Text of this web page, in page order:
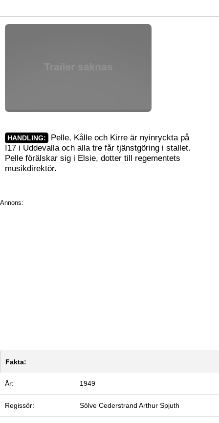
HANDLING:
Pelle, Kålle och Kirre är nyinryckta på
I17 i Uddevalla och alla tre får tjänstgöring i stallet.
Pelle förälskar sig i Elsie, dotter till regementets
musikdirektör.
Annons:
Fakta:
År: 1949
Regissör: Sölve Cederstrand Arthur Spjuth